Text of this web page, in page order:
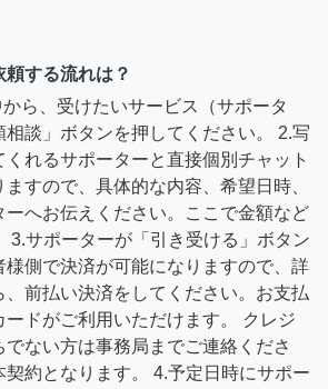
する流れは？
ら、受けたいサービス（サポータ
相談」ボタンを押してください。 2.写
れるサポーターと直接個別チャット
すので、具体的な内容、希望日時、
ーへお伝えください。ここで金額など
3.サポーターが「引き受ける」ボタン
様側で決済が可能になりますので、詳
前払い決済をしてください。お支払
ードがご利用いただけます。 クレジ
でない方は事務局までご連絡くださ
契約となります。 4.予定日時にサポー